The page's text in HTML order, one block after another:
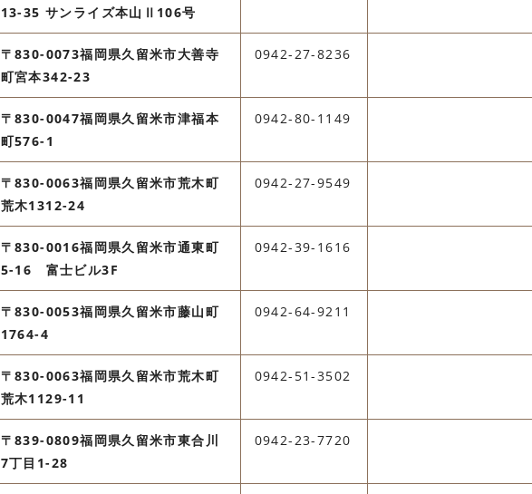
13-35 サンライズ本山Ⅱ106号
〒830-0073福岡県久留米市大善寺
町宮本342-23
0942-27-8236
〒830-0047福岡県久留米市津福本
町576-1
0942-80-1149
〒830-0063福岡県久留米市荒木町
荒木1312-24
0942-27-9549
〒830-0016福岡県久留米市通東町
5-16 富士ビル3F
0942-39-1616
〒830-0053福岡県久留米市藤山町
1764-4
0942-64-9211
〒830-0063福岡県久留米市荒木町
荒木1129-11
0942-51-3502
〒839-0809福岡県久留米市東合川
7丁目1-28
0942-23-7720